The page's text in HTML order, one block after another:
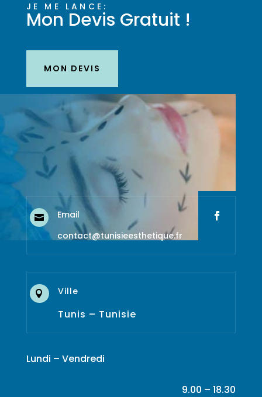
JE ME LANCE:
Mon Devis Gratuit !
MON DEVIS

Email
contact@tunisieesthetique.fr
 Ville
Tunis – Tunisie
Lundi – Vendredi
9.00 – 18.30